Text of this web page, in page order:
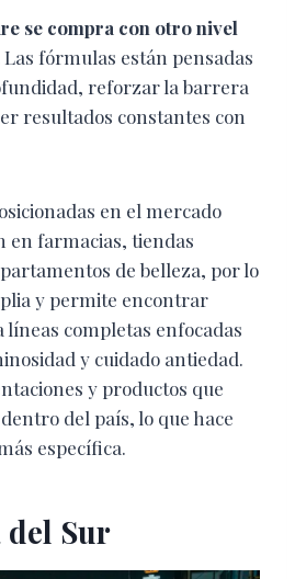
se compra con otro nivel
Las fórmulas están pensadas
reforzar la barrera
resultados constantes con
en el mercado
en farmacias, tiendas
de belleza, por lo
y permite encontrar
líneas completas enfocadas
y cuidado antiedad.
y productos que
del país, lo que hace
específica.
del Sur